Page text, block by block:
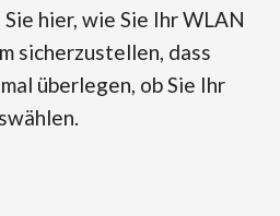
hier, wie Sie Ihr WLAN
sicherzustellen, dass
überlegen, ob Sie Ihr